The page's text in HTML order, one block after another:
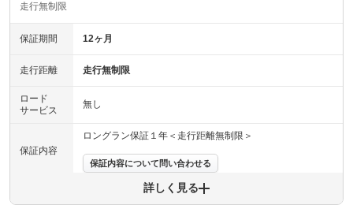
走行無制限
保証期間 12ヶ月
走行距離 走行無制限
ロード
サービス
無し
保証内容
ロングラン保証１年＜走行距離無制限＞
保証内容について問い合わせる
詳しく見る